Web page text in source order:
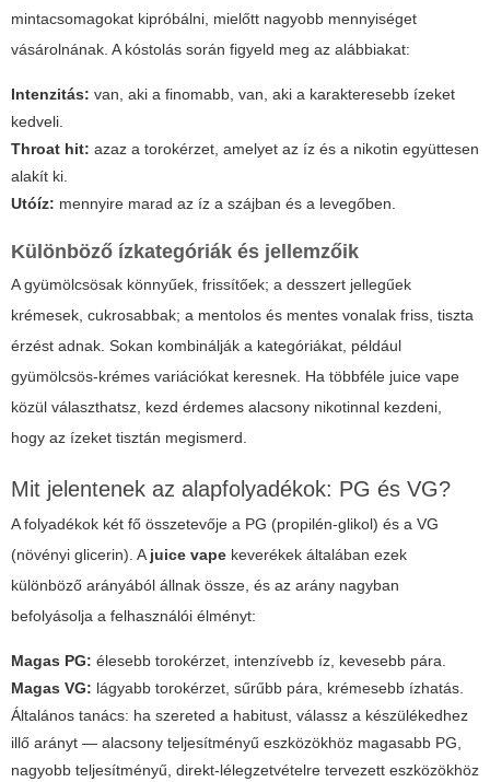
mintacsomagokat kipróbálni, mielőtt nagyobb mennyiséget
vásárolnának. A kóstolás során figyeld meg az alábbiakat:
Intenzitás: van, aki a finomabb, van, aki a karakteresebb ízeket
kedveli.
Throat hit: azaz a torokérzet, amelyet az íz és a nikotin együttesen
alakít ki.
Utóíz: mennyire marad az íz a szájban és a levegőben.
Különböző ízkategóriák és jellemzőik
A gyümölcsösak könnyűek, frissítőek; a desszert jellegűek
krémesek, cukrosabbak; a mentolos és mentes vonalak friss, tiszta
érzést adnak. Sokan kombinálják a kategóriákat, például
gyümölcsös-krémes variációkat keresnek. Ha többféle juice vape
közül választhatsz, kezd érdemes alacsony nikotinnal kezdeni,
hogy az ízeket tisztán megismerd.
Mit jelentenek az alapfolyadékok: PG és VG?
A folyadékok két fő összetevője a PG (propilén-glikol) és a VG
(növényi glicerin). Ajuice vape keverékek általában ezek
különböző arányából állnak össze, és az arány nagyban
befolyásolja a felhasználói élményt:
Magas PG: élesebb torokérzet, intenzívebb íz, kevesebb pára.
Magas VG: lágyabb torokérzet, sűrűbb pára, krémesebb ízhatás.
Általános tanács: ha szereted a habitust, válassz a készülékedhez
illő arányt — alacsony teljesítményű eszközökhöz magasabb PG,
nagyobb teljesítményű, direkt-lélegzetvételre tervezett eszközökhöz